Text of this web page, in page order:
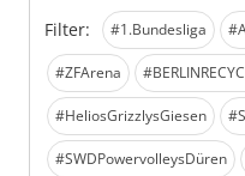
Filter: #1.Bundesliga
#ZFArena
#HeliosGrizzlysGiesen
#SWDPowervolleysDüren